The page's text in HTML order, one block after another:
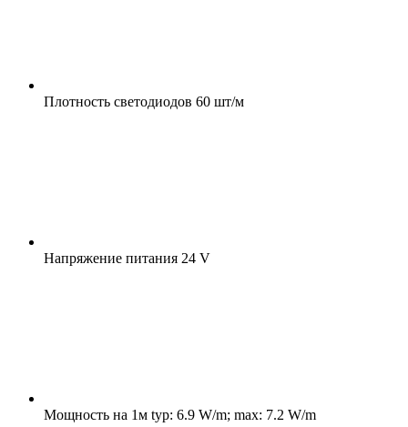
Плотность светодиодов 60 шт/м
Напряжение питания 24 V
Мощность на 1м typ: 6.9 W/m; max: 7.2 W/m